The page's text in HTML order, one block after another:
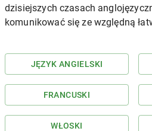
dzisiejszych czasach
komunikować się ze względną
JĘZYK ANGIELSKI
FRANCUSKI
WŁOSKI